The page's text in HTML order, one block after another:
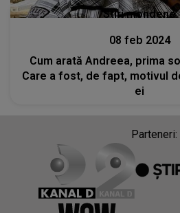
Stiri mondene
08 feb 2024
Cum arată Andreea, prima
Care a fost, de fapt, motivul
ei
Parteneri: